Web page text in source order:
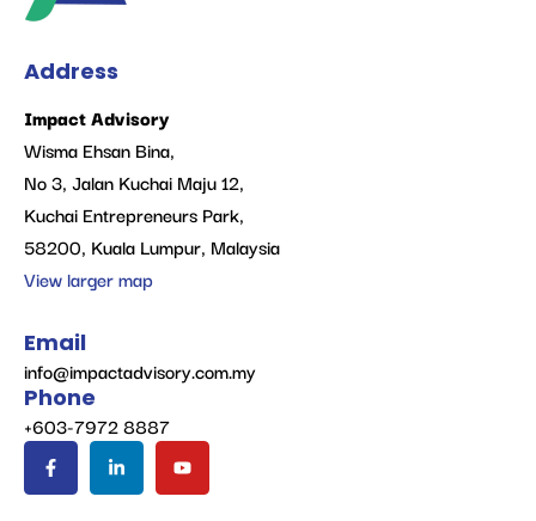
Address
Impact Advisory
Wisma Ehsan Bina,
No 3, Jalan Kuchai Maju 12,
Kuchai Entrepreneurs Park,
58200, Kuala Lumpur, Malaysia
View larger map
Email
info@impactadvisory.com.my
Phone
+603-7972 8887